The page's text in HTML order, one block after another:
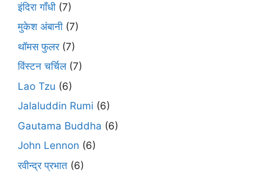
इंदिरा गाँधी (7)
मुकेश अंबानी (7)
थॉमस फुलर(7)
विंस्टन चर्चिल(7)
Lao Tzu (6)
Jalaluddin Rumi (6)
Gautama Buddha (6)
John Lennon (6)
रवीन्द्र प्रभात (6)